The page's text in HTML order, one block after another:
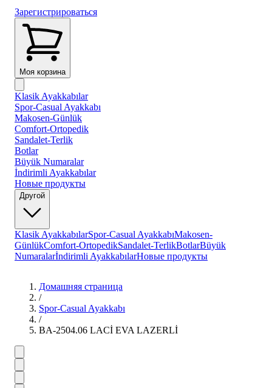
Зарегистрироваться
Моя корзина
Klasik Ayakkabılar
Spor-Casual Ayakkabı
Makosen-Günlük
Comfort-Ortopedik
Sandalet-Terlik
Botlar
Büyük Numaralar
İndirimli Ayakkabılar
Новые продукты
Другой
Klasik AyakkabılarSpor-Casual AyakkabıMakosen-
GünlükComfort-OrtopedikSandalet-TerlikBotlarBüyük
Numaralarİndirimli AyakkabılarНовые продукты
Домашняя страница
/
Spor-Casual Ayakkabı
/
BA-2504.06 LACİ EVA LAZERLİ